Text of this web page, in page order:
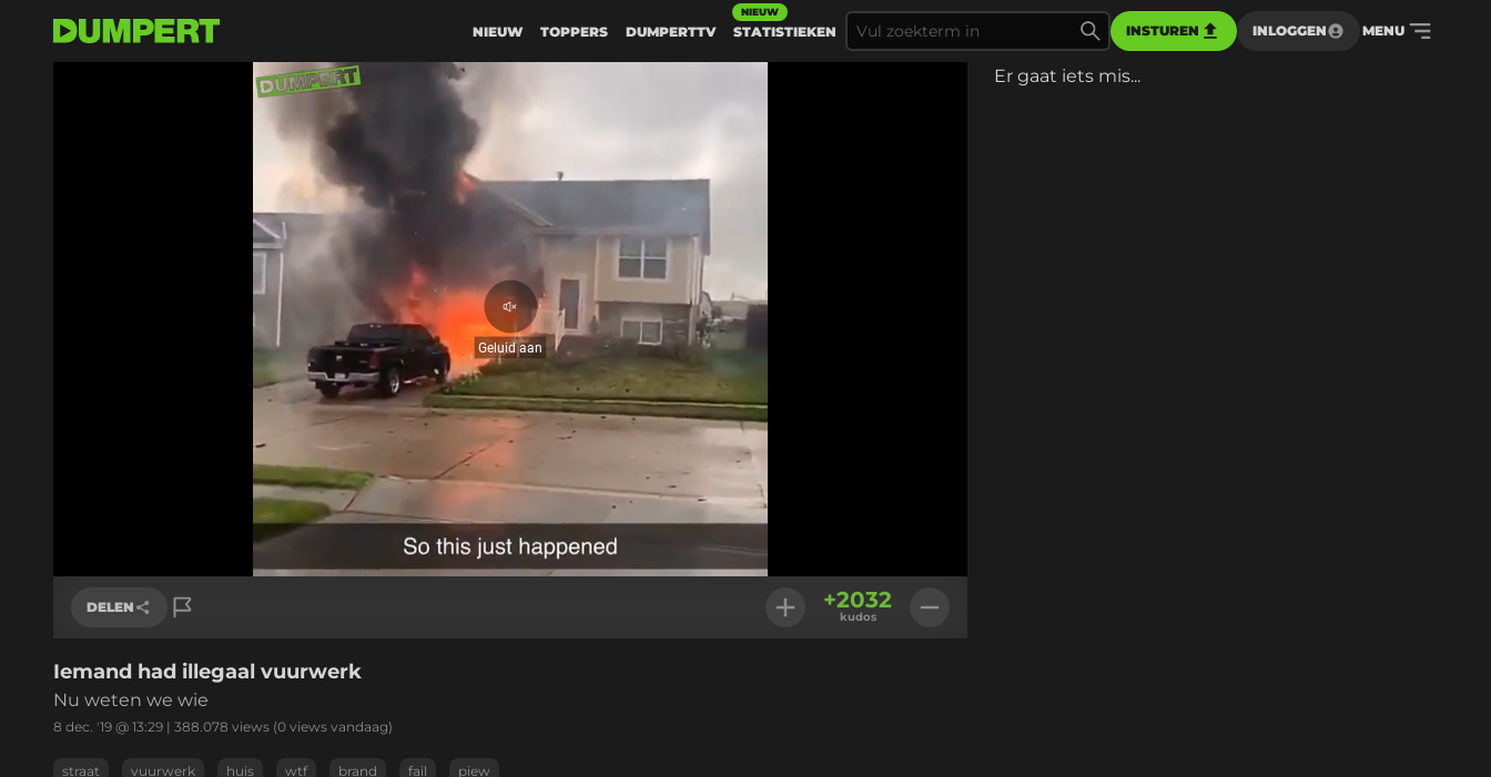
NIEUW TOPPERS DUMPERTTV STATISTIEKEN
NIEUW
INSTUREN INLOGGEN MENU
Er gaat iets mis...
Geluid
aan
Geluid aan
Geladen
100.00%
DELEN
Link kopiëren
+2032
kudos
Iemand had illegaal vuurwerk
Nu weten we wie
8 dec. '19 @ 13:29 | 388.078 views (0 views vandaag)
straat vuurwerk huis wtf brand fail piew